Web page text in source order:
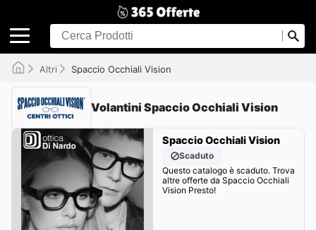
Altri Spaccio Occhiali Vision
Volantini Spaccio Occhiali Vision
Spaccio Occhiali Vision
Scaduto
Questo catalogo è scaduto. Trova
altre offerte da Spaccio Occhiali
Vision Presto!